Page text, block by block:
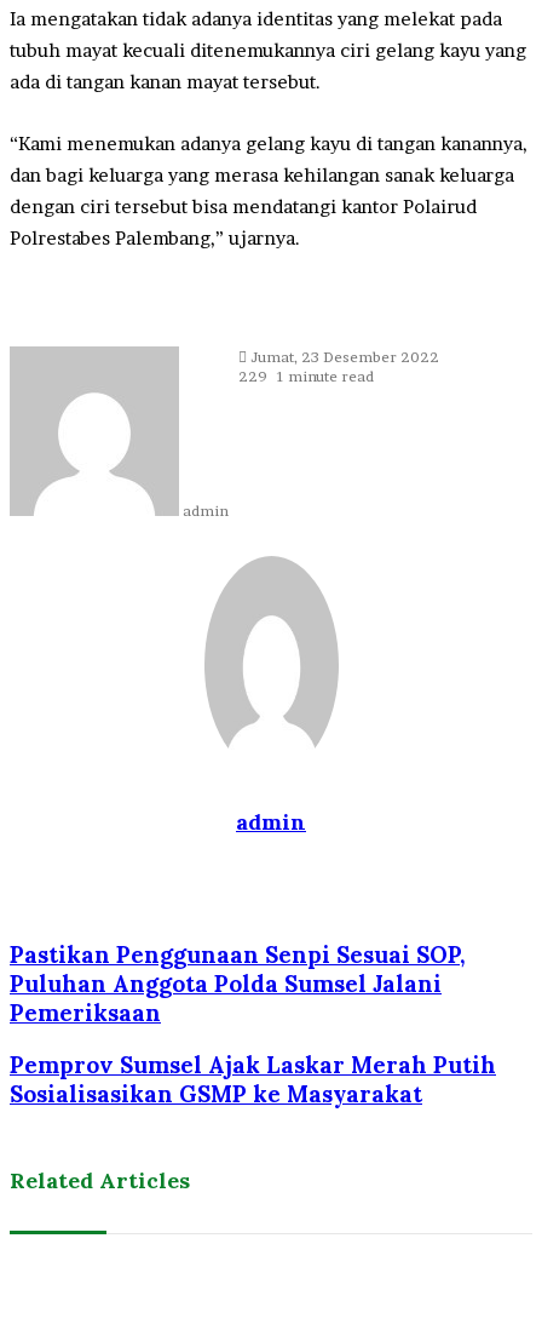
Ia mengatakan tidak adanya identitas yang melekat pada
tubuh mayat kecuali ditenemukannya ciri gelang kayu yang
ada di tangan kanan mayat tersebut.
“Kami menemukan adanya gelang kayu di tangan kanannya,
dan bagi keluarga yang merasa kehilangan sanak keluarga
dengan ciri tersebut bisa mendatangi kantor Polairud
Polrestabes Palembang,” ujarnya.
admin
Send
an
Jumat, 23 Desember 2022
229 1 minute read
admin
Pastikan Penggunaan Senpi Sesuai SOP,
Puluhan Anggota Polda Sumsel Jalani
Pemeriksaan
Pemprov Sumsel Ajak Laskar Merah Putih
Sosialisasikan GSMP ke Masyarakat
Related Articles